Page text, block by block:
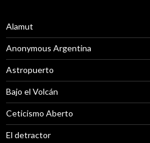
Alamut
Anonymous Argentina
Astropuerto
Bajo el Volcán
Ceticismo Aberto
El detractor